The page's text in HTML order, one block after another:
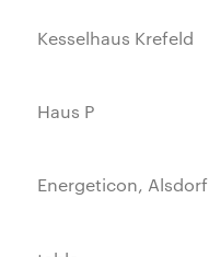
Kesselhaus Krefeld
Haus P
Energeticon, Alsdorf